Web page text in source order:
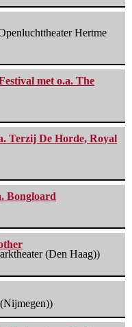
Hertme
met o.a. The
Terzij De Horde, Royal
Bongloard
(Den Haag))